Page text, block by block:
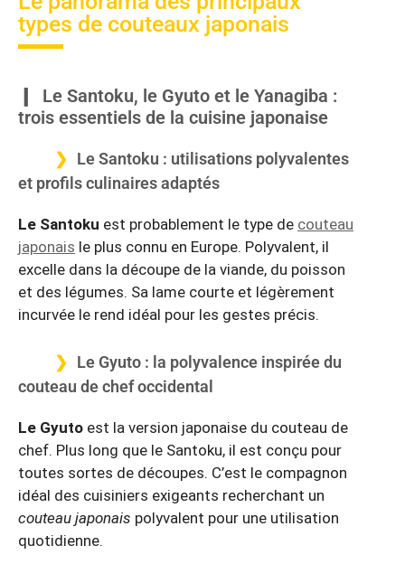
types de couteaux japonais
Le Santoku, le Gyuto et le Yanagiba :
trois essentiels de la cuisine japonaise
Le Santoku : utilisations polyvalentes
et profils culinaires adaptés
Le Santoku est probablement le type de couteau
japonais le plus connu en Europe. Polyvalent, il
excelle dans la découpe de la viande, du poisson
et des légumes. Sa lame courte et légèrement
incurvée le rend idéal pour les gestes précis.
Le Gyuto : la polyvalence inspirée du
couteau de chef occidental
Le Gyuto est la version japonaise du couteau de
chef. Plus long que le Santoku, il est conçu pour
toutes sortes de découpes. C’est le compagnon
idéal des cuisiniers exigeants recherchant un
couteau japonais polyvalent pour une utilisation
quotidienne.